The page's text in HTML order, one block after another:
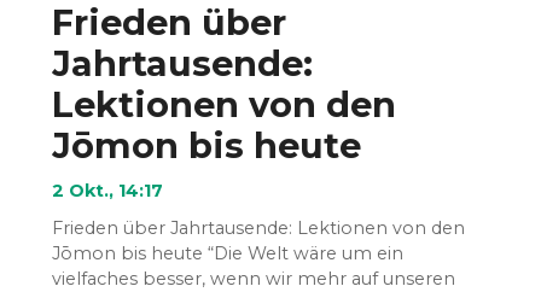
Frieden über
Jahrtausende:
Lektionen von den
Jōmon bis heute
2 Okt., 14:17
Frieden über Jahrtausende: Lektionen von den
Jōmon bis heute “Die Welt wäre um ein
vielfaches besser, wenn wir mehr auf unseren